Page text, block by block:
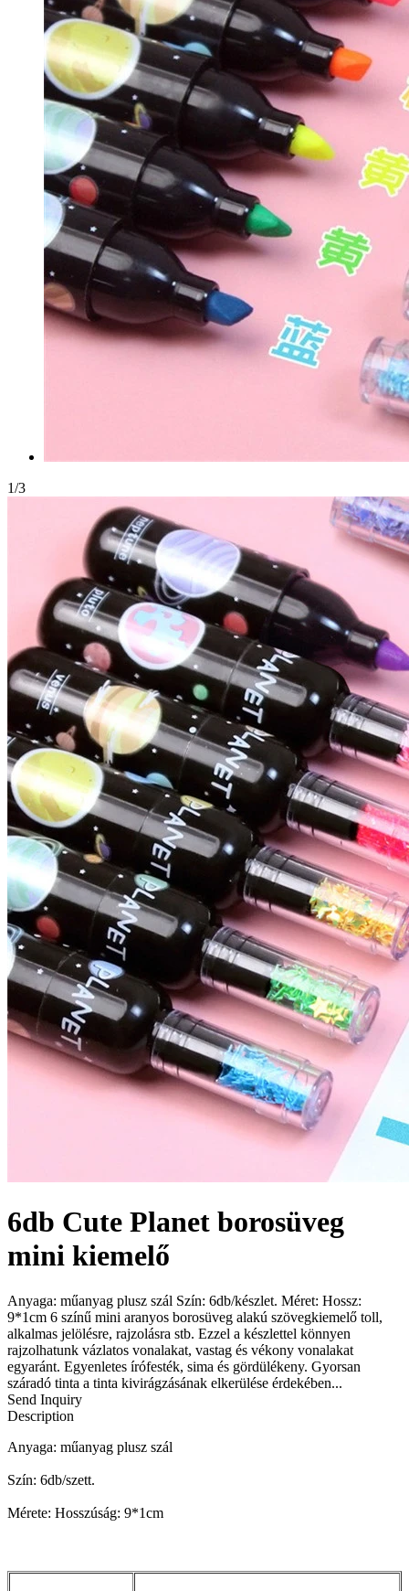
1/3
6db Cute Planet borosüveg
mini kiemelő
Anyaga: műanyag plusz szál Szín: 6db/készlet. Méret: Hossz:
9*1cm 6 színű mini aranyos borosüveg alakú szövegkiemelő toll,
alkalmas jelölésre, rajzolásra stb. Ezzel a készlettel könnyen
rajzolhatunk vázlatos vonalakat, vastag és vékony vonalakat
egyaránt. Egyenletes írófesték, sima és gördülékeny. Gyorsan
száradó tinta a tinta kivirágzásának elkerülése érdekében...
Send Inquiry
Description
Anyaga: műanyag plusz szál
Szín: 6db/szett.
Mérete: Hosszúság: 9*1cm